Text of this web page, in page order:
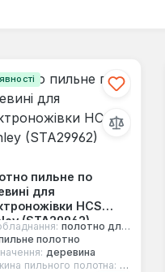
пильне по
для
HCS
(STA29962)полотно для електроножівки
полотно
деревина
пильного полотна: 250 мм